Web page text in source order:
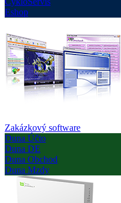
Eshop
Zakázkový software
Duna Účto
Duna DE
Duna Obchod
Duna Mzdy